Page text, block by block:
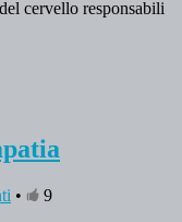
cervello responsabili
• 9